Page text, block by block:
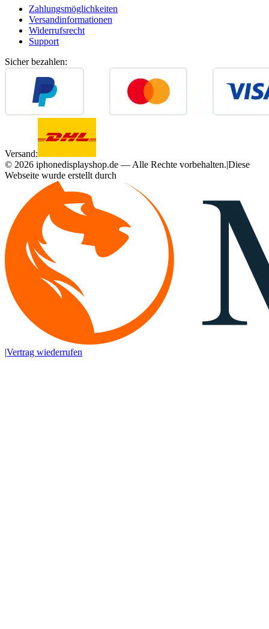
Zahlungsmöglichkeiten
Versandinformationen
Widerrufsrecht
Support
Sicher bezahlen:
Versand:
© 2026 iphonedisplayshop.de — Alle Rechte vorbehalten.|Diese
Webseite wurde erstellt durch
|Vertrag wiederrufen